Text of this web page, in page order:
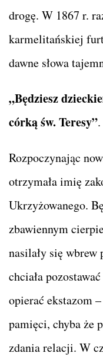
drogę. W 1867 r.
karmelitańskiej
dawne słowa
„Będziesz
córką św. Teresy”.
Rozpoczynając
otrzymała imię
Ukrzyżowanego.
zbawiennym
nasilały się
chciała
opierać ekstazom
pamięci, chyba że
zdania relacji. W